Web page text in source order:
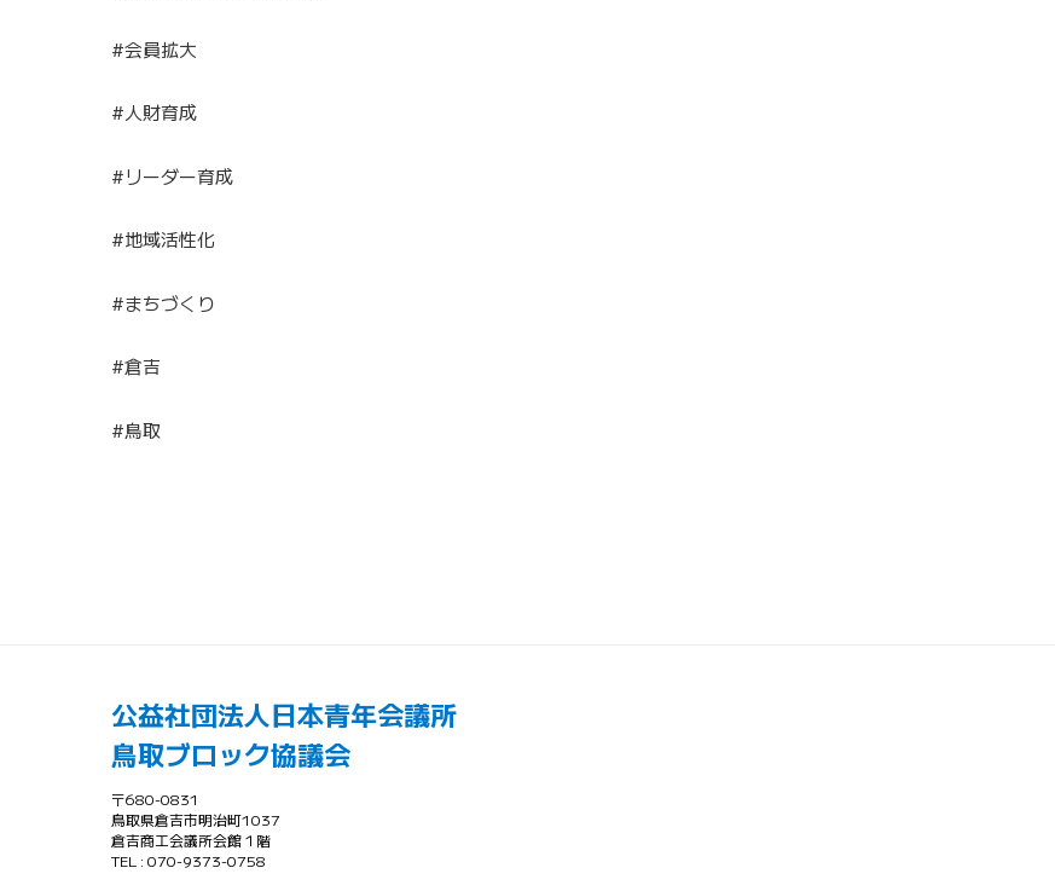
#会員拡大
#人財育成
#リーダー育成
#地域活性化
#まちづくり
#倉吉
#鳥取
公益社団法人日本青年会議所
鳥取ブロック協議会
〒680-0831
鳥取県倉吉市明治町1037
倉吉商工会議所会館１階
TEL : 070-9373-0758